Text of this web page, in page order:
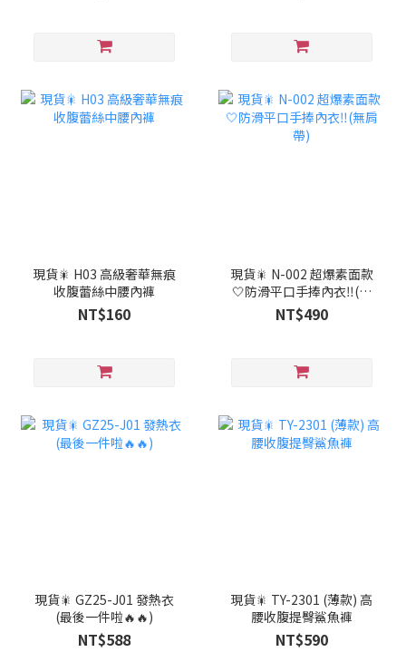
現貨🎇 H03 高級奢華無痕
收腹蕾絲中腰內褲
NT$160
現貨🎇 N-002 超爆素面款
🤍防滑平口手捧內衣‼️(無
肩帶)
NT$490
現貨🎇 GZ25-J01 發熱衣
(最後一件啦🔥🔥)
NT$588
現貨🎇 TY-2301 (薄款) 高
腰收腹提臀鯊魚褲
NT$590